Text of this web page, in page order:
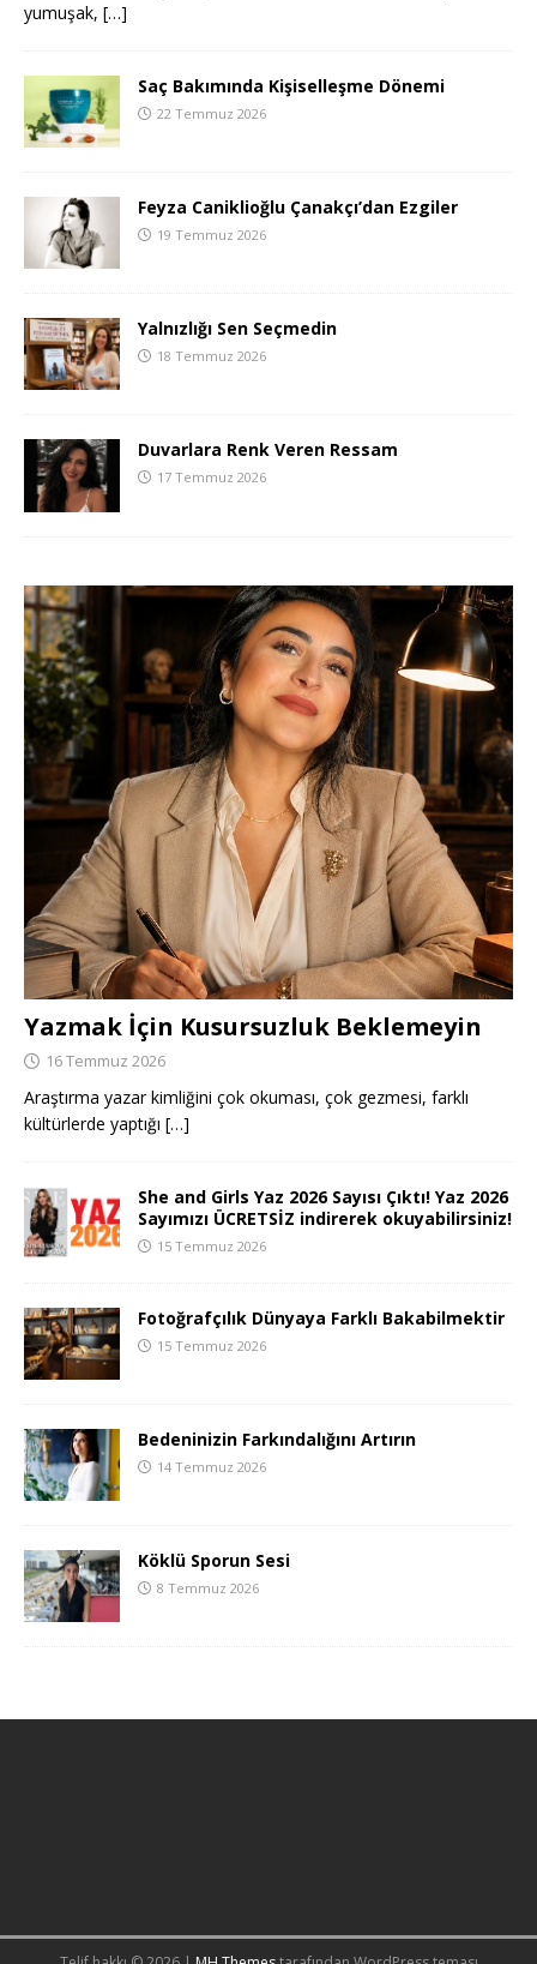
yumuşak, […]
Saç Bakımında Kişiselleşme Dönemi
22 Temmuz 2026
Feyza Caniklioğlu Çanakçı’dan Ezgiler
19 Temmuz 2026
Yalnızlığı Sen Seçmedin
18 Temmuz 2026
Duvarlara Renk Veren Ressam
17 Temmuz 2026
Yazmak İçin Kusursuzluk Beklemeyin
16 Temmuz 2026
Araştırma yazar kimliğini çok okuması, çok gezmesi, farklı
kültürlerde yaptığı […]
She and Girls Yaz 2026 Sayısı Çıktı! Yaz 2026
Sayımızı ÜCRETSİZ indirerek okuyabilirsiniz!
15 Temmuz 2026
Fotoğrafçılık Dünyaya Farklı Bakabilmektir
15 Temmuz 2026
Bedeninizin Farkındalığını Artırın
14 Temmuz 2026
Köklü Sporun Sesi
8 Temmuz 2026